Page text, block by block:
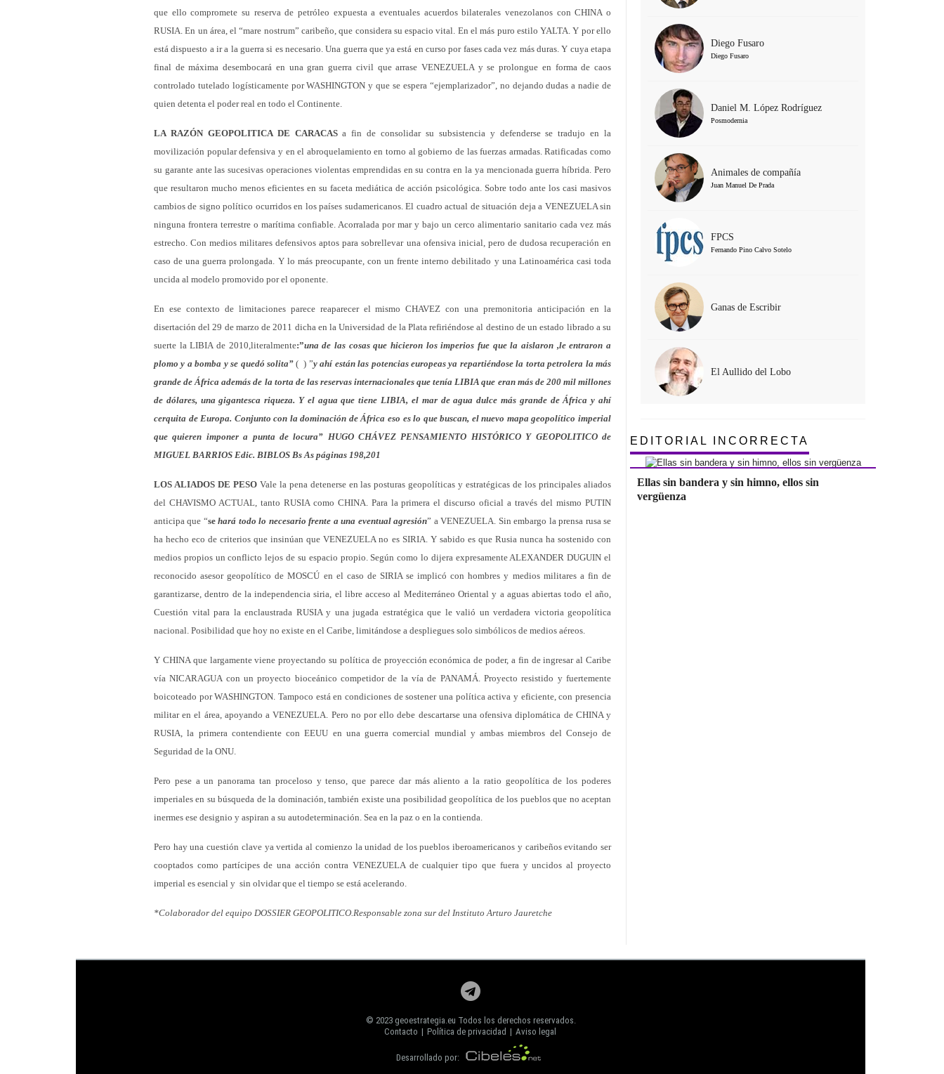
que ello compromete su reserva de petróleo expuesta a eventuales acuerdos bilaterales venezolanos con CHINA o
RUSIA. En un área, el “mare nostrum” caribeño, que considera su espacio vital. En el más puro estilo YALTA. Y por ello
está dispuesto a ir a la guerra si es necesario. Una guerra que ya está en curso por fases cada vez más duras. Y cuya etapa
final de máxima desembocará en una gran guerra civil que arrase VENEZUELA y se prolongue en forma de caos
controlado tutelado logísticamente por WASHINGTON y que se espera “ejemplarizador”, no dejando dudas a nadie de
quien detenta el poder real en todo el Continente.
LA RAZÓN GEOPOLITICA DE CARACASa fin de consolidar su subsistencia y defenderse se tradujo en la
movilización popular defensiva y en el abroquelamiento en torno al gobierno de las fuerzas armadas. Ratificadas como
su garante ante las sucesivas operaciones violentas emprendidas en su contra en la ya mencionada guerra híbrida. Pero
que resultaron mucho menos eficientes en su faceta mediática de acción psicológica. Sobre todo ante los casi masivos
cambios de signo político ocurridos en los países sudamericanos. El cuadro actual de situación deja a VENEZUELA sin
ninguna frontera terrestre o marítima confiable. Acorralada por mar y bajo un cerco alimentario sanitario cada vez más
estrecho. Con medios militares defensivos aptos para sobrellevar una ofensiva inicial, pero de dudosa recuperación en
caso de una guerra prolongada. Y lo más preocupante, con un frente interno debilitado y una Latinoamérica casi toda
uncida al modelo promovido por el oponente.
En ese contexto de limitaciones parece reaparecer el mismo CHAVEZ con una premonitoria anticipación en la
disertación del 29 de marzo de 2011 dicha en la Universidad de la Plata refiriéndose al destino de un estado librado a su
suerte la LIBIA de 2010,literalmente:”una de las cosas que hicieron los imperios fue que la aislaron ,le entraron a
plomo y a bomba y se quedó solita”( ) ”y ahí están las potencias europeas ya repartiéndose la torta petrolera la más
grande de África además de la torta de las reservas internacionales que tenía LIBIA que eran más de 200 mil millones
de dólares, una gigantesca riqueza. Y el agua que tiene LIBIA, el mar de agua dulce más grande de África y ahí
cerquita de Europa. Conjunto con la dominación de África eso es lo que buscan, el nuevo mapa geopolítico imperial
que quieren imponer a punta de locura” HUGO CHÁVEZ PENSAMIENTO HISTÓRICO Y GEOPOLITICO de
MIGUEL BARRIOS Edic. BIBLOS Bs As páginas 198,201
LOS ALIADOS DE PESOVale la pena detenerse en las posturas geopolíticas y estratégicas de los principales aliados
del CHAVISMO ACTUAL, tanto RUSIA como CHINA. Para la primera el discurso oficial a través del mismo PUTIN
anticipa que “sehará todo lo necesario frente a una eventual agresión” a VENEZUELA. Sin embargo la prensa rusa se
ha hecho eco de criterios que insinúan que VENEZUELA no es SIRIA. Y sabido es que Rusia nunca ha sostenido con
medios propios un conflicto lejos de su espacio propio. Según como lo dijera expresamente ALEXANDER DUGUIN el
reconocido asesor geopolítico de MOSCÚ en el caso de SIRIA se implicó con hombres y medios militares a fin de
garantizarse, dentro de la independencia siria, el libre acceso al Mediterráneo Oriental y a aguas abiertas todo el año,
Cuestión vital para la enclaustrada RUSIA y una jugada estratégica que le valió un verdadera victoria geopolítica
nacional. Posibilidad que hoy no existe en el Caribe, limitándose a despliegues solo simbólicos de medios aéreos.
Y CHINA que largamente viene proyectando su política de proyección económica de poder, a fin de ingresar al Caribe
vía NICARAGUA con un proyecto bioceánico competidor de la vía de PANAMÁ. Proyecto resistido y fuertemente
boicoteado por WASHINGTON. Tampoco está en condiciones de sostener una política activa y eficiente, con presencia
militar en el área, apoyando a VENEZUELA. Pero no por ello debe descartarse una ofensiva diplomática de CHINA y
RUSIA, la primera contendiente con EEUU en una guerra comercial mundial y ambas miembros del Consejo de
Seguridad de la ONU.
Pero pese a un panorama tan proceloso y tenso, que parece dar más aliento a la ratio geopolítica de los poderes
imperiales en su búsqueda de la dominación, también existe una posibilidad geopolítica de los pueblos que no aceptan
inermes ese designio y aspiran a su autodeterminación. Sea en la paz o en la contienda.
Pero hay una cuestión clave ya vertida al comienzo la unidad de los pueblos iberoamericanos y caribeños evitando ser
cooptados como partícipes de una acción contra VENEZUELA de cualquier tipo que fuera y uncidos al proyecto
imperial es esencial y sin olvidar que el tiempo se está acelerando.
*Colaborador del equipo DOSSIER GEOPOLITICO.Responsable zona sur del Instituto Arturo Jauretche
Diego Fusaro
Diego Fusaro
Daniel M. López Rodríguez
Posmodernia
Animales de compañía
Juan Manuel De Prada
FPCS
Fernando Pino Calvo Sotelo
Ganas de Escribir
El Aullido del Lobo
EDITORIAL INCORRECTA
Ellas sin bandera y sin himno, ellos sin
vergüenza
© 2023 geoestrategia.eu Todos los derechos reservados.
Contacto | Política de privacidad | Aviso legal
Desarrollado por: